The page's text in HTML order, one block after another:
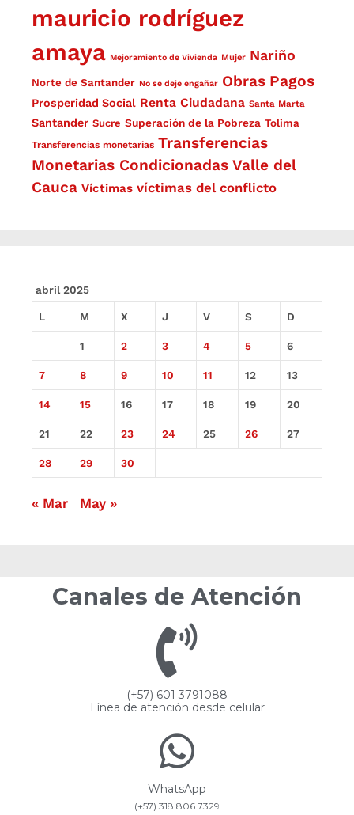
mauricio rodríguez
amaya Mejoramiento de Vivienda Mujer Nariño
Norte de Santander No se deje engañar Obras Pagos
Prosperidad Social Renta Ciudadana Santa Marta
Santander Sucre Superación de la Pobreza Tolima
Transferencias monetarias Transferencias
Monetarias Condicionadas Valle del
Cauca Víctimas víctimas del conflicto
abril 2025
L M X J V S D
1 2 3 4 5 6
7 8 9 10 11 12 13
14 15 16 17 18 19 20
21 22 23 24 25 26 27
28 29 30
« Mar May »
Canales de Atención
(+57) 601 3791088
Línea de atención desde celular
WhatsApp
(+57) 318 806 7329